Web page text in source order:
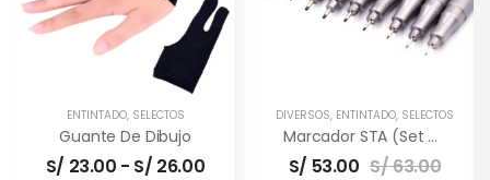
ENTINTADO, SELECTOS
Guante De Dibujo
S/ 23.00 - S/ 26.00
DIVERSOS, ENTINTADO, SELECTOS
Marcador STA (set De 9 Unidades)
S/ 53.00 S/63.00